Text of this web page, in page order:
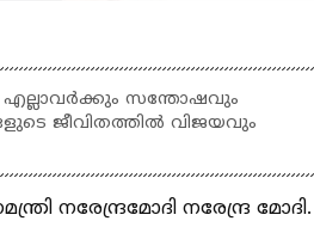
സന്തോഷവും
ജീവിതത്തില്‍ വിജയവും
നരേന്ദ്രമോദി നരേന്ദ്ര മോദി.